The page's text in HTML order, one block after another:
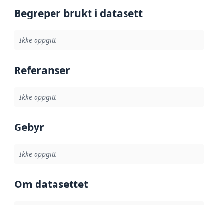
Begreper brukt i datasett
Ikke oppgitt
Referanser
Ikke oppgitt
Gebyr
Ikke oppgitt
Om datasettet